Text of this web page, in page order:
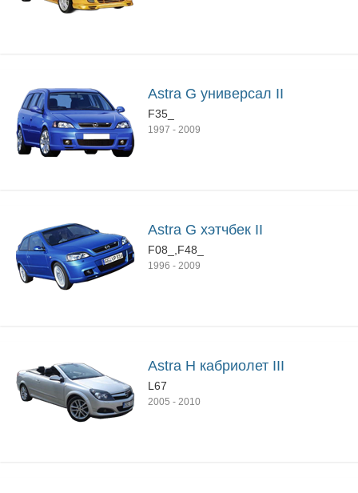
Astra G универсал II
F35_
1997 - 2009
Astra G хэтчбек II
F08_,F48_
1996 - 2009
Astra H кабриолет III
L67
2005 - 2010